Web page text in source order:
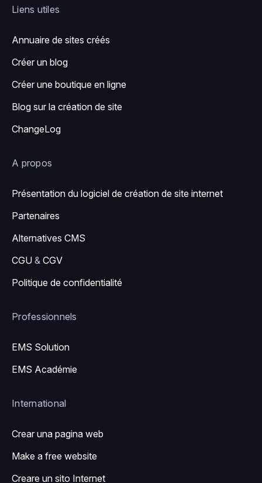
Liens utiles
Annuaire de sites créés
Créer un blog
Créer une boutique en ligne
Blog sur la création de site
ChangeLog
A propos
Présentation du logiciel de création de site internet
Partenaires
Alternatives CMS
CGU & CGV
Politique de confidentialité
Professionnels
EMS Solution
EMS Académie
International
Crear una pagina web
Make a free website
Creare un sito Internet